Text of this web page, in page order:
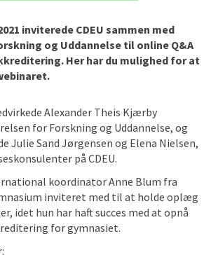
inviterede CDEU sammen med
og Uddannelse til online Q&A
Her har du mulighed for at
Alexander Theis Kjærby
for Forskning og Uddannelse, og
Julie Sand Jørgensen og Elena Nielsen,
på CDEU.
koordinator Anne Blum fra
inviteret med til at holde oplæg
idet hun har haft succes med at opnå
for gymnasiet.